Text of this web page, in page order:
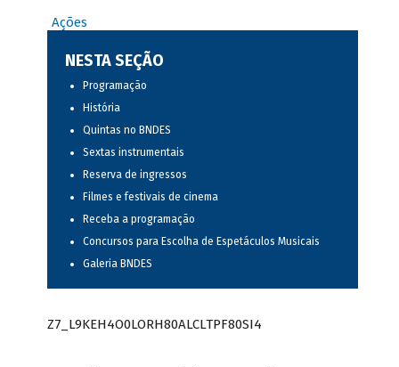
Ações
NESTA SEÇÃO
Programação
História
Quintas no BNDES
Sextas instrumentais
Reserva de ingressos
Filmes e festivais de cinema
Receba a programação
Concursos para Escolha de Espetáculos Musicais
Galeria BNDES
Z7_L9KEH4O0LORH80ALCLTPF80SI4